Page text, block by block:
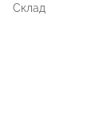
Склад